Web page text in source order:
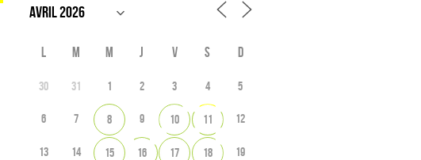
L M M J V S D
30 31 1 2 3 4 5
6 7 8 9 10 11 12
13 14 15 16 17 18 19